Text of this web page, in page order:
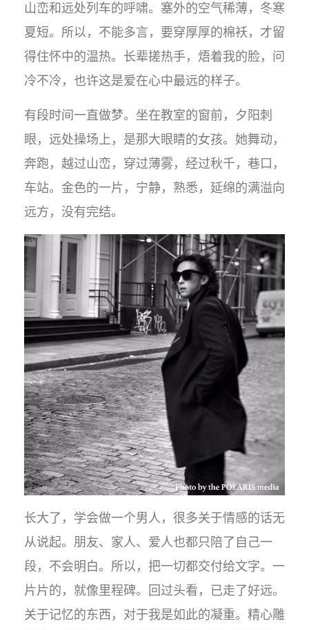
山峦和远处列车的呼啸。塞外的空气稀薄，冬寒
夏短。所以，不能多言，要穿厚厚的棉袄，才留
得住怀中的温热。长辈搓热手，焐着我的脸，问
冷不冷，也许这是爱在心中最远的样子。
​有段时间一直做梦。坐在教室的窗前，夕阳刺
眼，远处操场上，是那大眼睛的女孩。她舞动，
奔跑，越过山峦，穿过薄雾，经过秋千，巷口，
车站。金色的一片，宁静，熟悉，延绵的满溢向
远方，没有完结。
​长大了，学会做一个男人，很多关于情感的话无
从说起。朋友、家人、爱人也都只陪了自己一
段，不会明白。所以，把一切都交付给文字。一
片片的，就像里程碑。回过头看，已走了好远。
关于记忆的东西，对于我是如此的凝重。精心雕